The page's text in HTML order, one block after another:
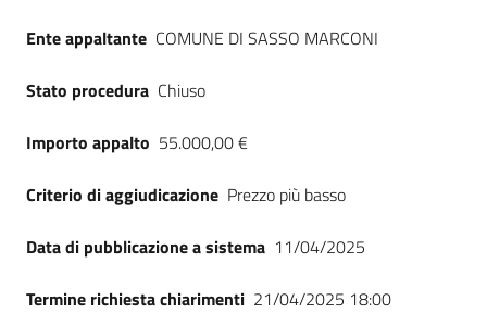
Ente appaltante COMUNE DI SASSO MARCONI
Stato procedura Chiuso
Importo appalto 55.000,00 €
Criterio di aggiudicazione Prezzo più basso
Data di pubblicazione a sistema 11/04/2025
Termine richiesta chiarimenti 21/04/2025 18:00